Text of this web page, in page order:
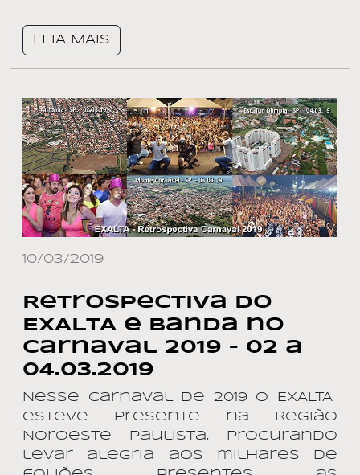
LEIA MAIS
10/03/2019
Retrospectiva do
EXALTA e Banda no
Carnaval 2019 – 02 a
04.03.2019
Nesse Carnaval de 2019 o EXALTA
esteve presente na Região
Noroeste Paulista, procurando
levar alegria aos milhares de